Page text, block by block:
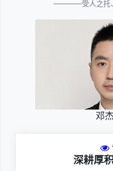
————受人之托
邓
深耕厚